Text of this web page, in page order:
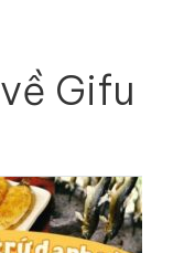
về Gifu